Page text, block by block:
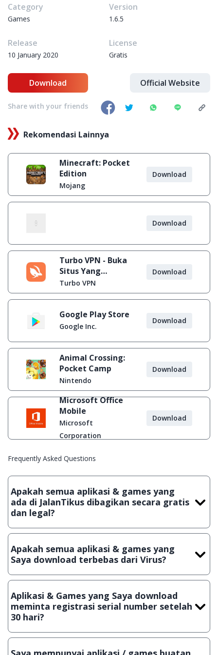
Category
Games
Version
1.6.5
Release
10 January 2020
License
Gratis
Download Official Website
Share with your friends
Rekomendasi Lainnya
Minecraft: Pocket
Edition
Mojang
Download
Download
Turbo VPN - Buka
Situs Yang
Diblokir
Turbo VPN
Download
Google Play Store
Google Inc.
Download
Animal Crossing:
Pocket Camp
Nintendo
Download
Microsoft Office
Mobile
Microsoft
Corporation
Download
Frequently Asked Questions
Apakah semua aplikasi & games yang
ada di JalanTikus dibagikan secara gratis
dan legal?
Ya, JalanTikus hanya membagikan aplikasi & games yang
crack, patch atau semacamnya.
Apakah semua aplikasi & games yang
Saya download terbebas dari Virus?
Ya, JalanTikus selalu melakukan scanning dengan 3 jenis
suatu aplikasi atau games, sehingga bisa dijamin 100%
terbebas dari virus.
Aplikasi & Games yang Saya download
meminta registrasi serial number setelah
30 hari?
Meskipun dibagikan secara gratis, namun ada beberapa